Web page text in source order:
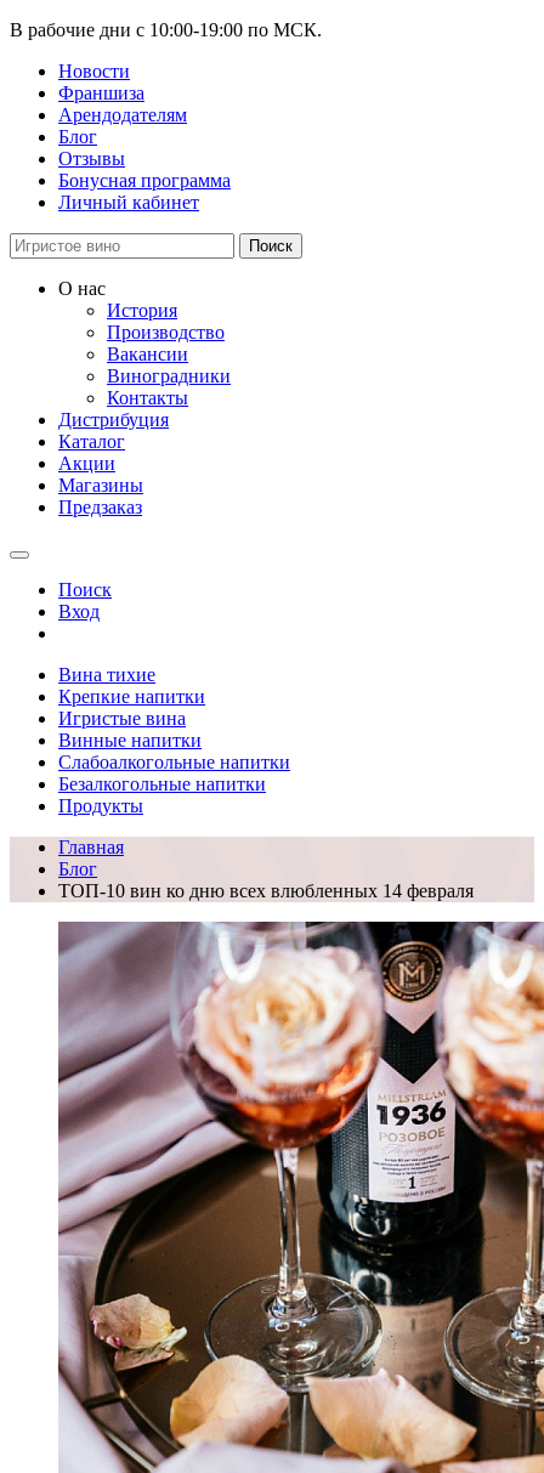
В рабочие дни с 10:00-19:00 по МСК.
Новости
Франшиза
Арендодателям
Блог
Отзывы
Бонусная программа
Личный кабинет
Поиск
О нас
История
Производство
Вакансии
Виноградники
Контакты
Дистрибуция
Каталог
Акции
Магазины
Предзаказ
Поиск
Вход
Вина тихие
Крепкие напитки
Игристые вина
Винные напитки
Слабоалкогольные напитки
Безалкогольные напитки
Продукты
Главная
Блог
ТОП-10 вин ко дню всех влюбленных 14 февраля